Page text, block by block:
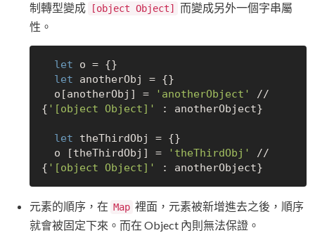
制轉型變成
[object Object]
而變成另外一個字串屬
性。
let o = {}
let anotherObj = {}
  o[anotherObj] =
'anotherObject'
//
{ '[object Object]' : anotherObject}
let theThirdObj = {}
  o [theThirdObj] =
'theThirdObj'
//
{ '[object Object]'
元素的順序，在 Map 裡面，元素被新增進去之後，順序
就會被固定下來。而在 Object 內則無法保證。